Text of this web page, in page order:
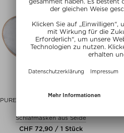
PURE MULBERRY SILK LAVENDER
Schlafmasken aus Seide
CHF 72,90 / 1 Stück